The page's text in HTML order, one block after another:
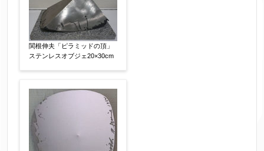
関根伸夫「ピラミッドの頂」
ステンレスオブジェ20×30cm